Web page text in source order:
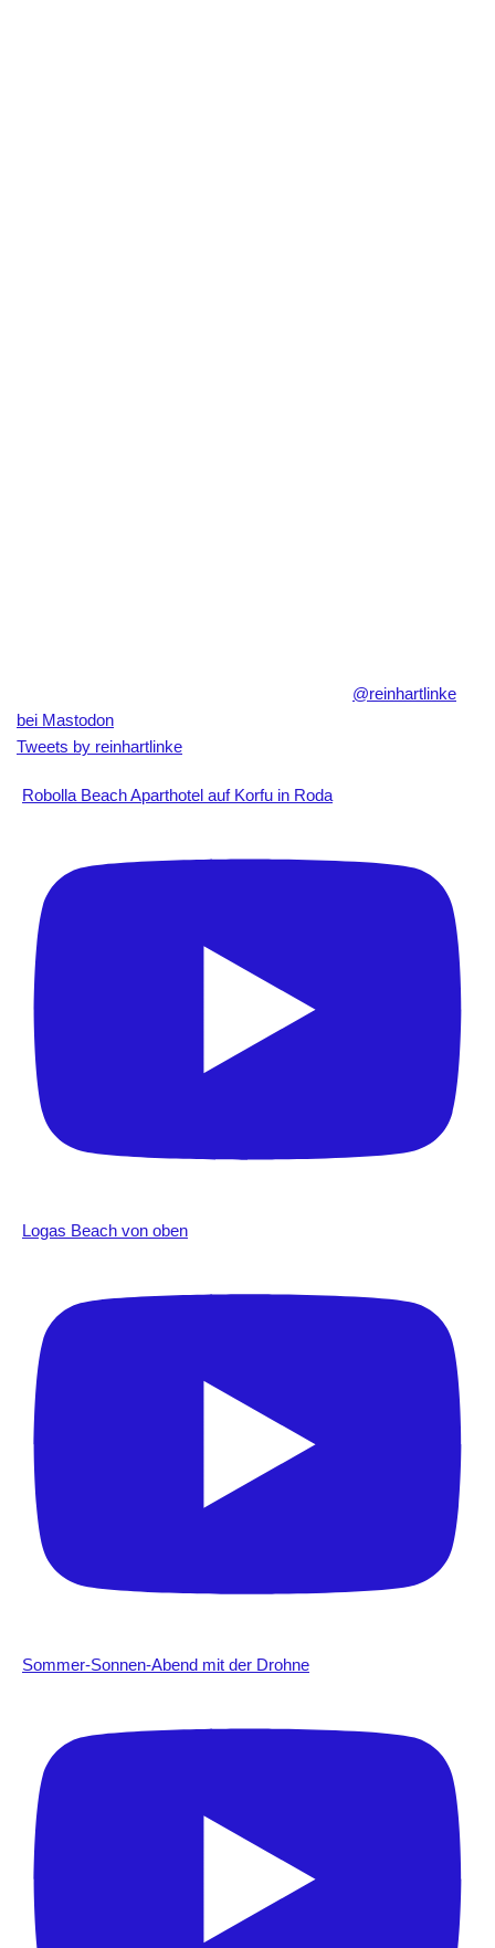
@reinhartlinke
bei Mastodon
Tweets by reinhartlinke
Robolla Beach Aparthotel auf Korfu in Roda
Logas Beach von oben
Sommer-Sonnen-Abend mit der Drohne